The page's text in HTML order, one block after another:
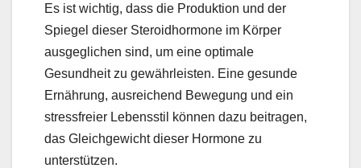
Es ist wichtig, dass die Produktion und der
Spiegel dieser Steroidhormone im Körper
ausgeglichen sind, um eine optimale
Gesundheit zu gewährleisten. Eine gesunde
Ernährung, ausreichend Bewegung und ein
stressfreier Lebensstil können dazu beitragen,
das Gleichgewicht dieser Hormone zu
unterstützen.